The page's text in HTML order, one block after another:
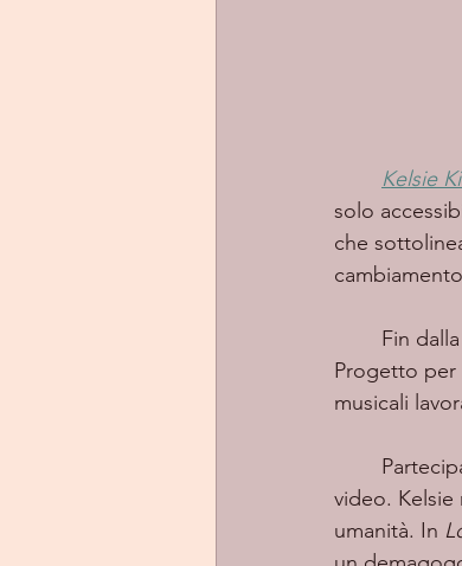
Kelsie
solo
che
Progetto per
musicali
video.
umanità. In